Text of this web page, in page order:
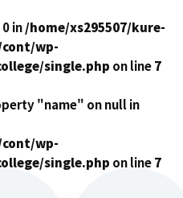
in/home/xs295507/kure-
wp-
single.php on line7
"name" on null in
wp-
single.php on line7